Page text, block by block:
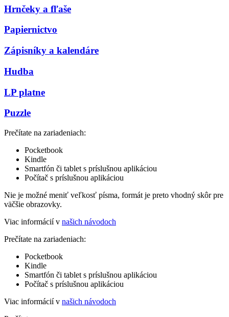
Hrnčeky a fľaše
Papiernictvo
Zápisníky a kalendáre
Hudba
LP platne
Puzzle
Prečítate na zariadeniach:
Pocketbook
Kindle
Smartfón či tablet s príslušnou aplikáciou
Počítač s príslušnou aplikáciou
Nie je možné meniť veľkosť písma, formát je preto vhodný skôr pre
väčšie obrazovky.
Viac informácií v našich návodoch
Prečítate na zariadeniach:
Pocketbook
Kindle
Smartfón či tablet s príslušnou aplikáciou
Počítač s príslušnou aplikáciou
Viac informácií v našich návodoch